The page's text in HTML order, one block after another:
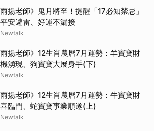
雨揚老師》鬼月將至！提醒「17必知禁忌」
平安避雷、好運不漏接
Newtalk
雨揚老師》12生肖農曆7月運勢：羊寶寶財
機湧現、狗寶寶大展身手(下)
Newtalk
雨揚老師》12生肖農曆7月運勢：牛寶寶財
喜臨門、蛇寶寶事業順遂(上)
Newtalk